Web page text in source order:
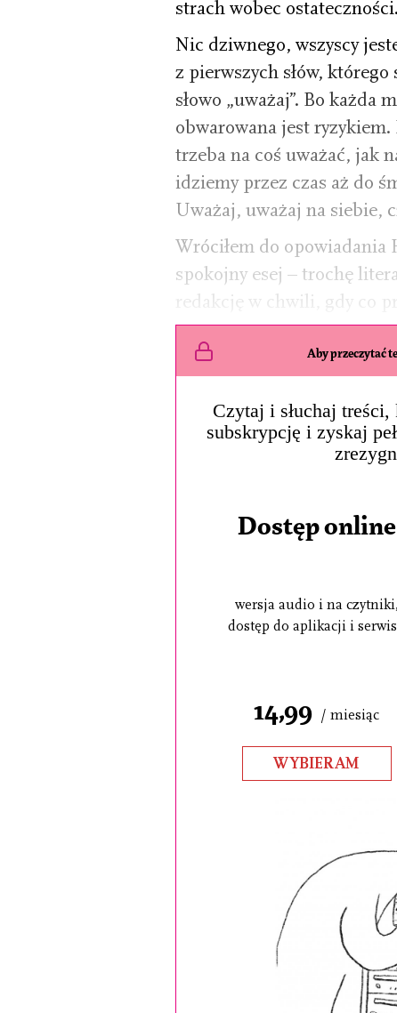
strach wobec ostateczności.
Nic dziwnego, wszyscy
z pierwszych słów,
słowo „uważaj”. Bo
obwarowana jest ryzykiem.
trzeba na coś uważać, jak
idziemy przez czas aż do
Uważaj, uważaj na siebie,
Wróciłem do opowiadania
spokojny esej – trochę
redakcję w chwili, gdy co
Aby przeczytać
Czytaj i słuchaj
subskrypcję i zyskaj
Dostęp online
wersja audio i na czytniki,
dostęp do aplikacji i
14,99 / miesiąc
WYBIERAM